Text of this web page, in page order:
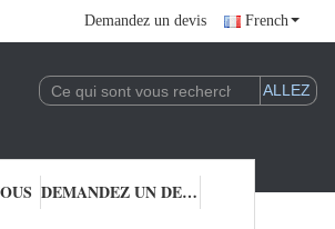
Demandez un devis French
DE L'EXPLOITATION DE LA
DEMANDEZ UN DEVIS